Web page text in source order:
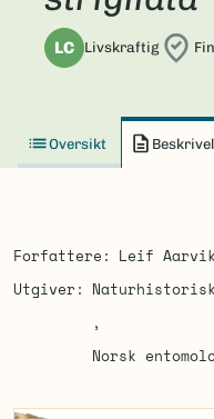
LC Livskraftig
Oversikt
Forfattere Leif Aarvik
Utgiver
Norsk